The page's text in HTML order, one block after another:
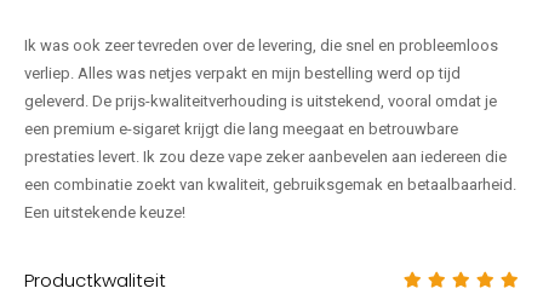
Ik was ook zeer tevreden over de levering, die snel en probleemloos
verliep. Alles was netjes verpakt en mijn bestelling werd op tijd
geleverd. De prijs-kwaliteitverhouding is uitstekend, vooral omdat je
een premium e-sigaret krijgt die lang meegaat en betrouwbare
prestaties levert. Ik zou deze vape zeker aanbevelen aan iedereen die
een combinatie zoekt van kwaliteit, gebruiksgemak en betaalbaarheid.
Een uitstekende keuze!
Productkwaliteit